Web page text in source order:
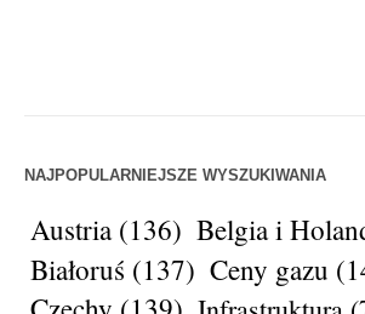
NAJPOPULARNIEJSZE WYSZUKIWANIA
Austria(136) Belgia i
Białoruś (137) Ceny gazu